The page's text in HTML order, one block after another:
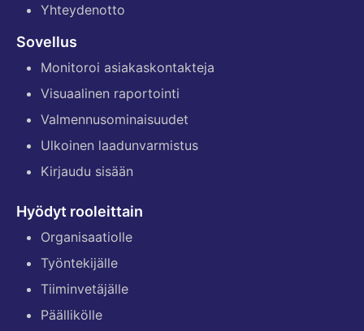
Yhteydenotto
Sovellus
Monitoroi asiakaskontakteja
Visuaalinen raportointi
Valmennusominaisuudet
Ulkoinen laadunvarmistus
Kirjaudu sisään
Hyödyt rooleittain
Organisaatiolle
Työntekijälle
Tiiminvetäjälle
Päällikölle